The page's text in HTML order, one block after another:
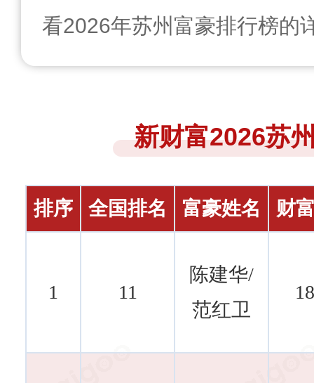
看2026年苏州富豪排行榜的
新财富2026苏
排序 全国排名 富豪姓名 财
1 11
陈建华/
范红卫